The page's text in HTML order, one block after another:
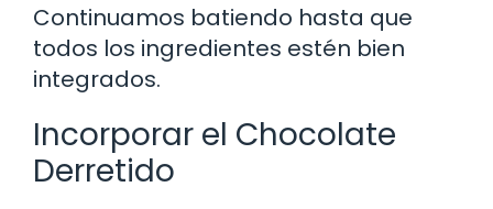
Continuamos batiendo hasta que
todos los ingredientes estén bien
integrados.
Incorporar el Chocolate
Derretido